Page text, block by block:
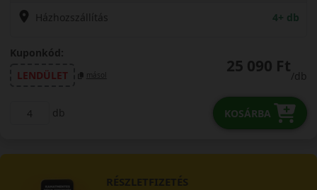
Házhozszállítás 4+ db
Kuponkód:
LENDÜLET
másol 25 090 Ft
/db
db KOSÁRBA
RÉSZLETFIZETÉS